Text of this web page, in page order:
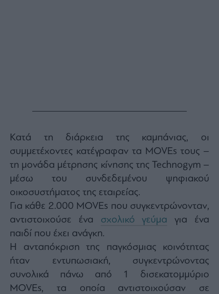
του
mononews.gr
By
submitting
your
you
agree
to
our
Terms
and
Notice.
You
can
opt
out
at
Κατά τη διάρκεια της καμπάνιας, οι
συμμετέχοντες κατέγραφαν τα MOVEs τους –
τη μονάδα μέτρησης κίνησης της Technogym –
μέσω του συνδεδεμένου ψηφιακού
οικοσυστήματος της εταιρείας.
Για κάθε 2.000 MOVEs που συγκεντρώνονταν,
αντιστοιχούσε ένα σχολικό γεύμα για ένα
παιδί που έχει ανάγκη.
Η ανταπόκριση της παγκόσμιας κοινότητας
ήταν εντυπωσιακή, συγκεντρώνοντας
συνολικά πάνω από 1 δισεκατομμύριο
MOVEs, τα οποία αντιστοιχούσαν σε